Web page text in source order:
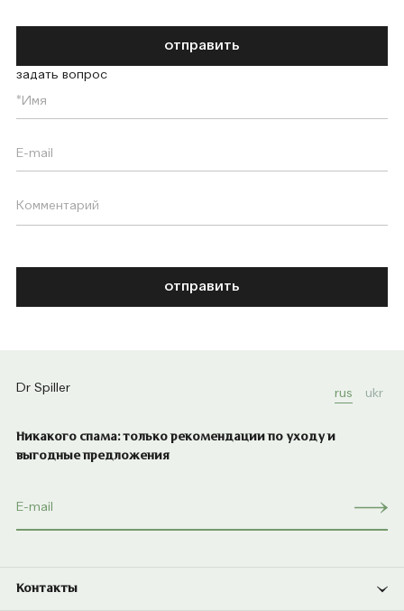
отправить
задать вопрос
отправить
Dr Spiller rus ukr
Никакого спама: только рекомендации по уходу и
выгодные предложения
Контакты